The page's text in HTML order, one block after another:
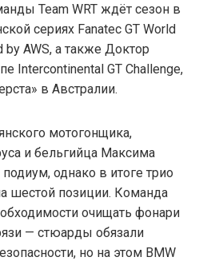
Team WRT ждёт сезон в
сериях Fanatec GT World
by AWS, а также Доктор
Intercontinental GT Challenge,
в Австралии.
мотогонщика,
и бельгийца Максима
однако в итоге трио
шестой позиции. Команда
очищать фонари
— стюарды обязали
но на этом BMW